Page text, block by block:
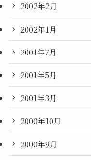
2002年2月
2002年1月
2001年7月
2001年5月
2001年3月
2000年10月
2000年9月